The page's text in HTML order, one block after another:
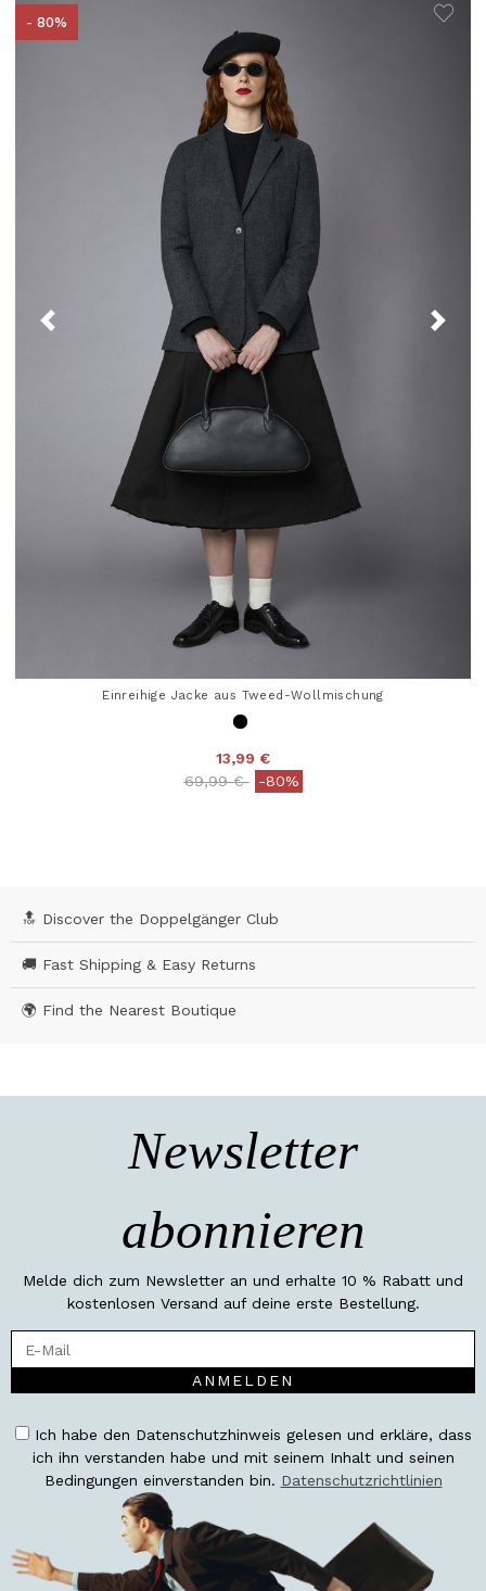
- 80%
Einreihige Jacke aus Tweed-Wollmischung
13,99 €
Price reduced from
69,99 €to-80%
🔝 Discover the Doppelgänger Club
🚚 Fast Shipping & Easy Returns
🌍 Find the Nearest Boutique
Newsletter
abonnieren
Melde dich zum Newsletter an und erhalte 10 % Rabatt und
kostenlosen Versand auf deine erste Bestellung.
ANMELDEN
Ich habe den Datenschutzhinweis gelesen und erkläre, dass
ich ihn verstanden habe und mit seinem Inhalt und seinen
Bedingungen einverstanden bin. Datenschutzrichtlinien